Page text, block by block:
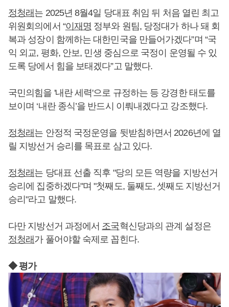
정청래 는 2025년 8월4일 당대표 취임 뒤 처음 열린 최고
위원회의에서 “이재명 정부와 원팀, 당정대가 하나 돼 회
복과 성장이 함께하는 대한민국을 만들어가겠다”며 “국
익 외교, 평화, 안보, 민생 중심으로 국정이 운영될 수 있
도록 당에서 힘을 보태겠다”고 말했다.
국민의힘을 '내란 세력'으로 규정하는 등 강경한 태도를
보이며 ‘내란 종식’을 반드시 이뤄내겠다고 강조했다.
정청래 는 안정적 국정운영을 뒷받침하면서 2026년에 열
릴 지방선거 승리를 목표로 삼고 있다.
정청래 는 당대표 선출 직후 "당의 모든 역량을 지방선거
승리에 집중하겠다"며 "첫째도, 둘째도, 셋째도 지방선거
승리"라고 말했다.
다만 지방선거 과정에서 조국혁신당과의 관계 설정은
정청래 가 풀어야할 숙제로 꼽힌다.
◆ 평가